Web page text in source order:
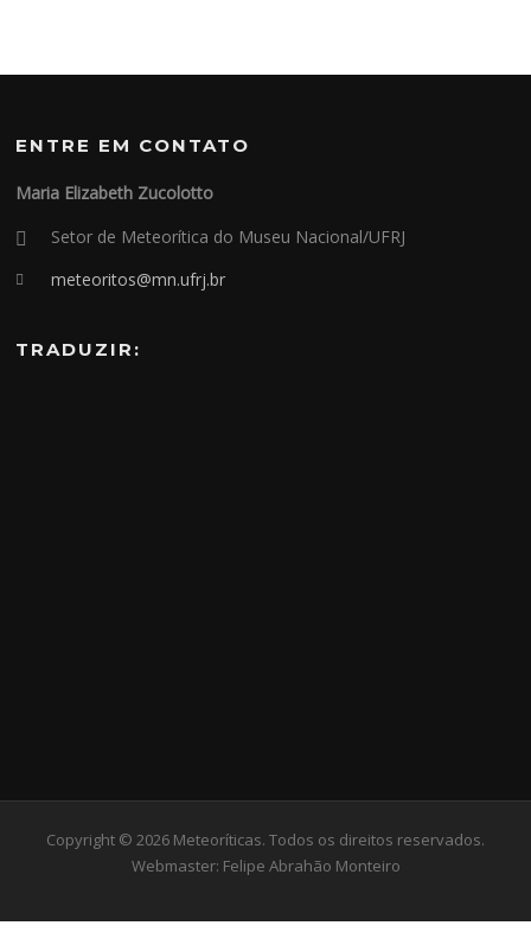
ENTRE EM CONTATO
Maria Elizabeth Zucolotto
Setor de Meteorítica do Museu Nacional/UFRJ
meteoritos@mn.ufrj.br
TRADUZIR:
Copyright © 2026 Meteoríticas. Todos os direitos reservados.
Webmaster: Felipe Abrahão Monteiro